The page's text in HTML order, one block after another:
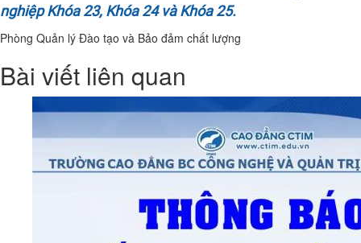
nghiệp Khóa 23, Khóa 24 và Khóa 25.
Phòng Quản lý Đào tạo và Bảo đảm chất lượng
Bài viết liên quan